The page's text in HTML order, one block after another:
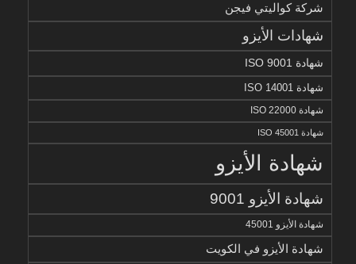
شركة كواليتي فيجن
شهادات الأيزو
شهادة ISO 9001
شهادة ISO 14001
شهادة ISO 22000
شهادة ISO 45001
شهادة الأيزو
شهادة الأيزو 9001
شهادة الأيزو 45001
شهادة الأيزو في الكويت